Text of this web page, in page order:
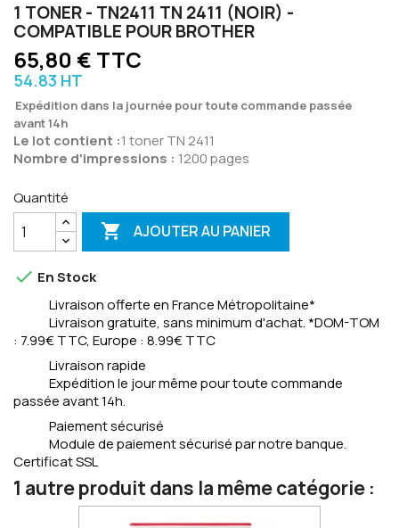
1 TONER - TN2411 TN 2411 (NOIR) -
COMPATIBLE POUR BROTHER
65,80 € TTC
54.83 HT
Expédition dans la journée pour toute commande passée
avant 14h
Le lot contient :1 toner TN 2411
Nombre d'impressions : 1200 pages
Quantité
 AJOUTER AU PANIER
 En Stock
Livraison offerte en France Métropolitaine*
Livraison gratuite, sans minimum d'achat. *DOM-TOM
: 7.99€ TTC, Europe : 8.99€ TTC
Livraison rapide
Expédition le jour même pour toute commande
passée avant 14h.
Paiement sécurisé
Module de paiement sécurisé par notre banque.
Certificat SSL
1 autre produit dans la même catégorie :